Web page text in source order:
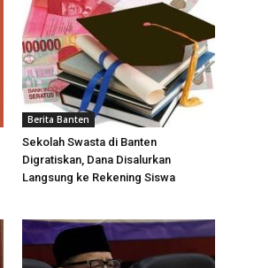
Berita Banten
Sekolah Swasta di Banten
Digratiskan, Dana Disalurkan
Langsung ke Rekening Siswa